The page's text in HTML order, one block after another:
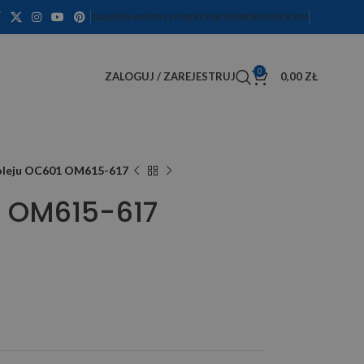
GALERIA WASZYCH MERCEDESÓWDEKODER VIN
ZALOGUJ / ZAREJESTRUJ 0 0,00 ZŁ
OC601 OM615-617
617